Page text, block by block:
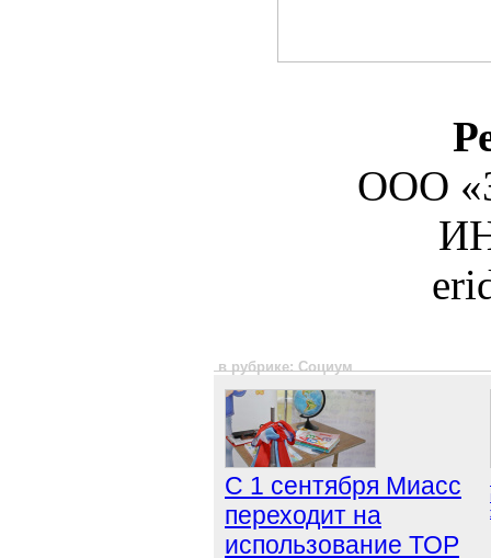
ООО
в рубрике: Социум
С 1 сентября Миасс
переходит на
использование ТОР